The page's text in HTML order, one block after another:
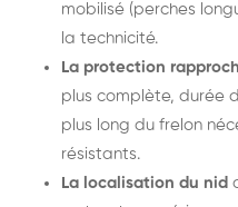
mobilisé (perches
la technicité.
La protection
plus complète, durée
plus long du frelon
résistants.
La localisation du nid